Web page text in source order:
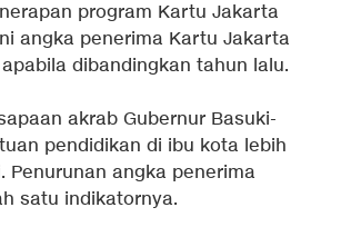
program Kartu Jakarta
angka penerima Kartu Jakarta
dibandingkan tahun lalu.
akrab Gubernur Basuki-
pendidikan di ibu kota lebih
angka penerima
satu indikatornya.